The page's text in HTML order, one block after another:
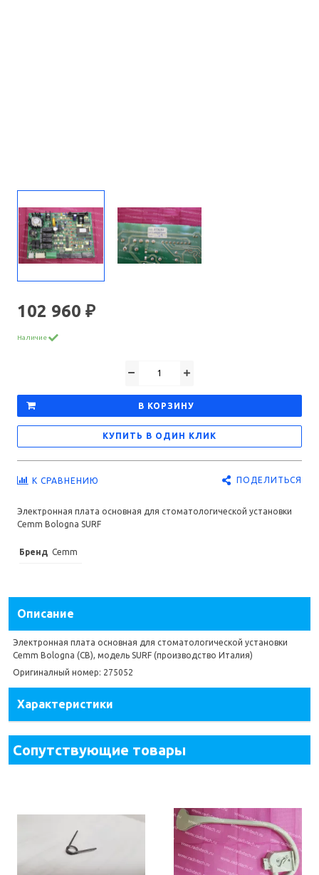
Электронная плата основная для стоматологической установки
Cemm Bologna SURF
Бренд Cemm
102 960 ₽
Наличие
В КОРЗИНУ
КУПИТЬ В ОДИН КЛИК
К СРАВНЕНИЮ ПОДЕЛИТЬСЯ
Описание
Электронная плата основная для стоматологической установки
Cemm Bologna (CB), модель SURF (производство Италия)
Оригиналный номер: 275052
Характеристики
Сопутствующие товары